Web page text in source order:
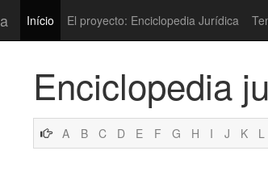
Início El proyecto: Enciclopedia Jurídica
Enciclopedia
A B C D E F G H I J K L